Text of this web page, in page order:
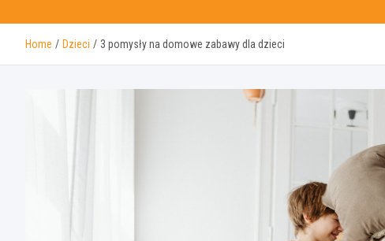
Home Dzieci 3 pomysły na domowe zabawy dla dzieci